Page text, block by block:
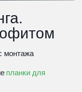
монтажа
планки для